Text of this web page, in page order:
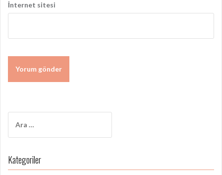
İnternet sitesi
Kategoriler